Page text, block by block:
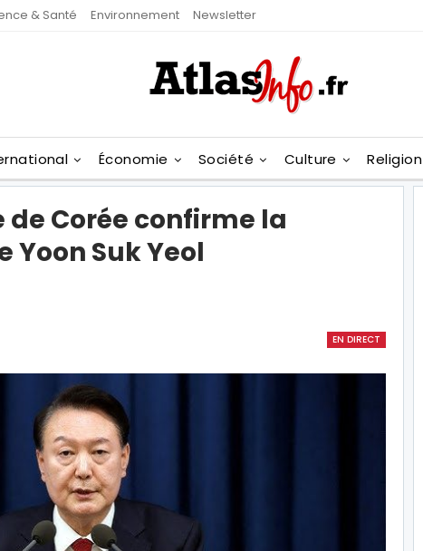
& Santé Environnement Newsletter
Économie Société Culture Religion
de Corée confirme la
Suk Yeol
EN DIRECT